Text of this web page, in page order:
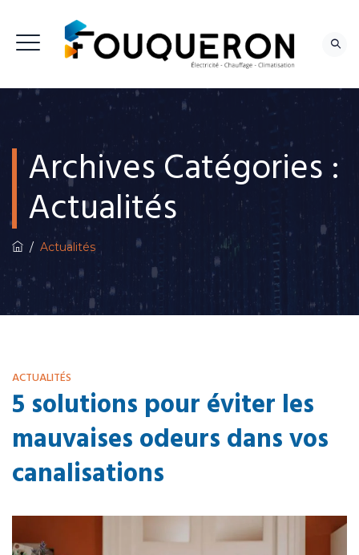
Archives Catégories :
Actualités
/ Actualités
ACTUALITÉS
5 solutions pour éviter les
mauvaises odeurs dans vos
canalisations